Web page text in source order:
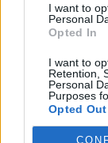
I want to
Personal
Opted In
I want to
Retention,
Personal
Purposes
Opted Out
ΣΤΗΝ